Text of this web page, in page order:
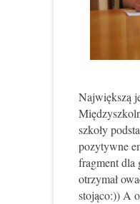
Największą
szkoły
pozytywne
fragment dla
otrzymał
stojąco:)) A